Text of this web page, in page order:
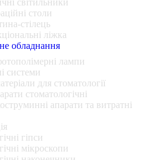
світильники
столи
стілець
ліжка
обладнання
лампи
системи
для стоматології
стоматологічні
апарати та витратні
гіпси
мікроскопи